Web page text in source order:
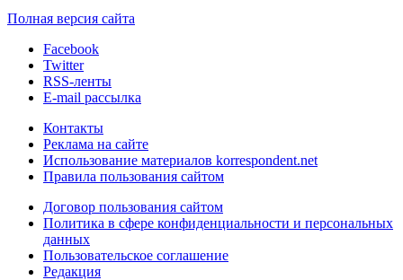
Полная версия сайта
Facebook
Twitter
RSS-ленты
E-mail рассылка
Контакты
Реклама на сайте
Использование материалов korrespondent.net
Правила пользования сайтом
Договор пользования сайтом
Политика в сфере конфиденциальности и персональных
данных
Пользовательское соглашение
Редакция